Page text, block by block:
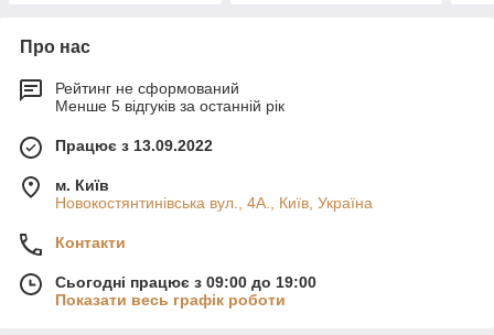
Про нас
Рейтинг не сформований
Менше 5 відгуків за останній рік
Працює з 13.09.2022
м. Київ
Новокостянтинівська вул., 4А., Київ, Україна
Контакти
Сьогодні працює з 09:00 до 19:00
Показати весь графік роботи